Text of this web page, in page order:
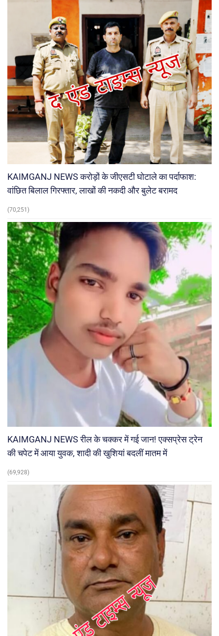
KAIMGANJ NEWS करोड़ों के जीएसटी घोटाले का पर्दाफाश:
वांछित बिलाल गिरफ्तार, लाखों की नकदी और बुलेट बरामद
(70,251)
KAIMGANJ NEWS रील के चक्कर में गई जान! एक्सप्रेस ट्रेन
की चपेट में आया युवक, शादी की खुशियां बदलीं मातम में
(69,928)